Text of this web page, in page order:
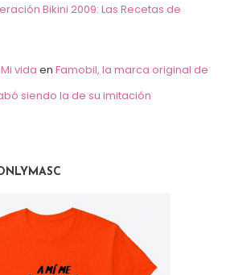
Bikini 2009: Las Recetas de
vida en Famobil, la marca original de
siendo la de su imitación